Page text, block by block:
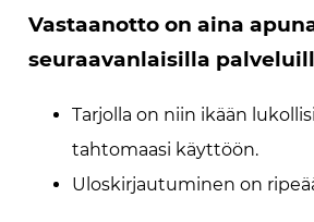
Vastaanotto on aina
seuraavanlaisilla
Tarjolla on niin ikään
tahtomaasi käyttöön.
Uloskirjautuminen on